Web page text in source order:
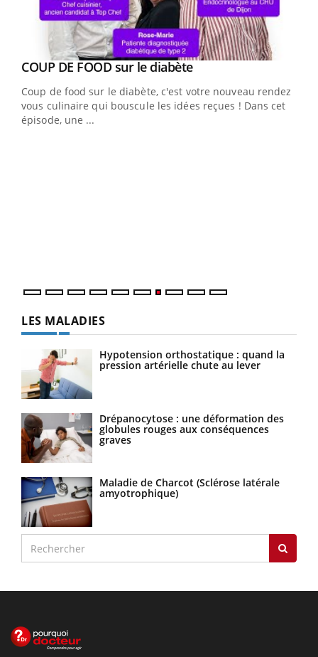
Youtube
COUP DE FOOD sur le diabèteYoutube
Coup de food sur le diabète, c'est votre nouveau rendez-
vous culinaire qui bouscule les idées reçues ! Dans cet
épisode, une ...
LES MALADIES
Hypotension orthostatique : quand la
pression artérielle chute au lever
Drépanocytose : une déformation des
globules rouges aux conséquences
graves
Maladie de Charcot (Sclérose latérale
amyotrophique)